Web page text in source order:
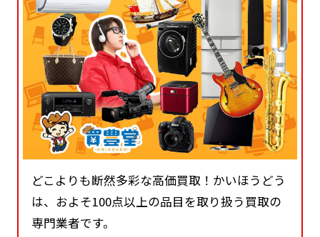
どこよりも断然多彩な高価買取！かいほうどう
は、およそ100点以上の品目を取り扱う買取の
専門業者です。